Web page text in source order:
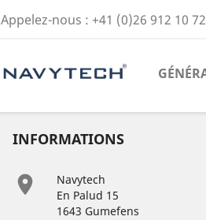
Appelez-nous : +41 (0)26 912 10 72
INFORMATIONS

Navytech
En Palud 15
1643 Gumefens